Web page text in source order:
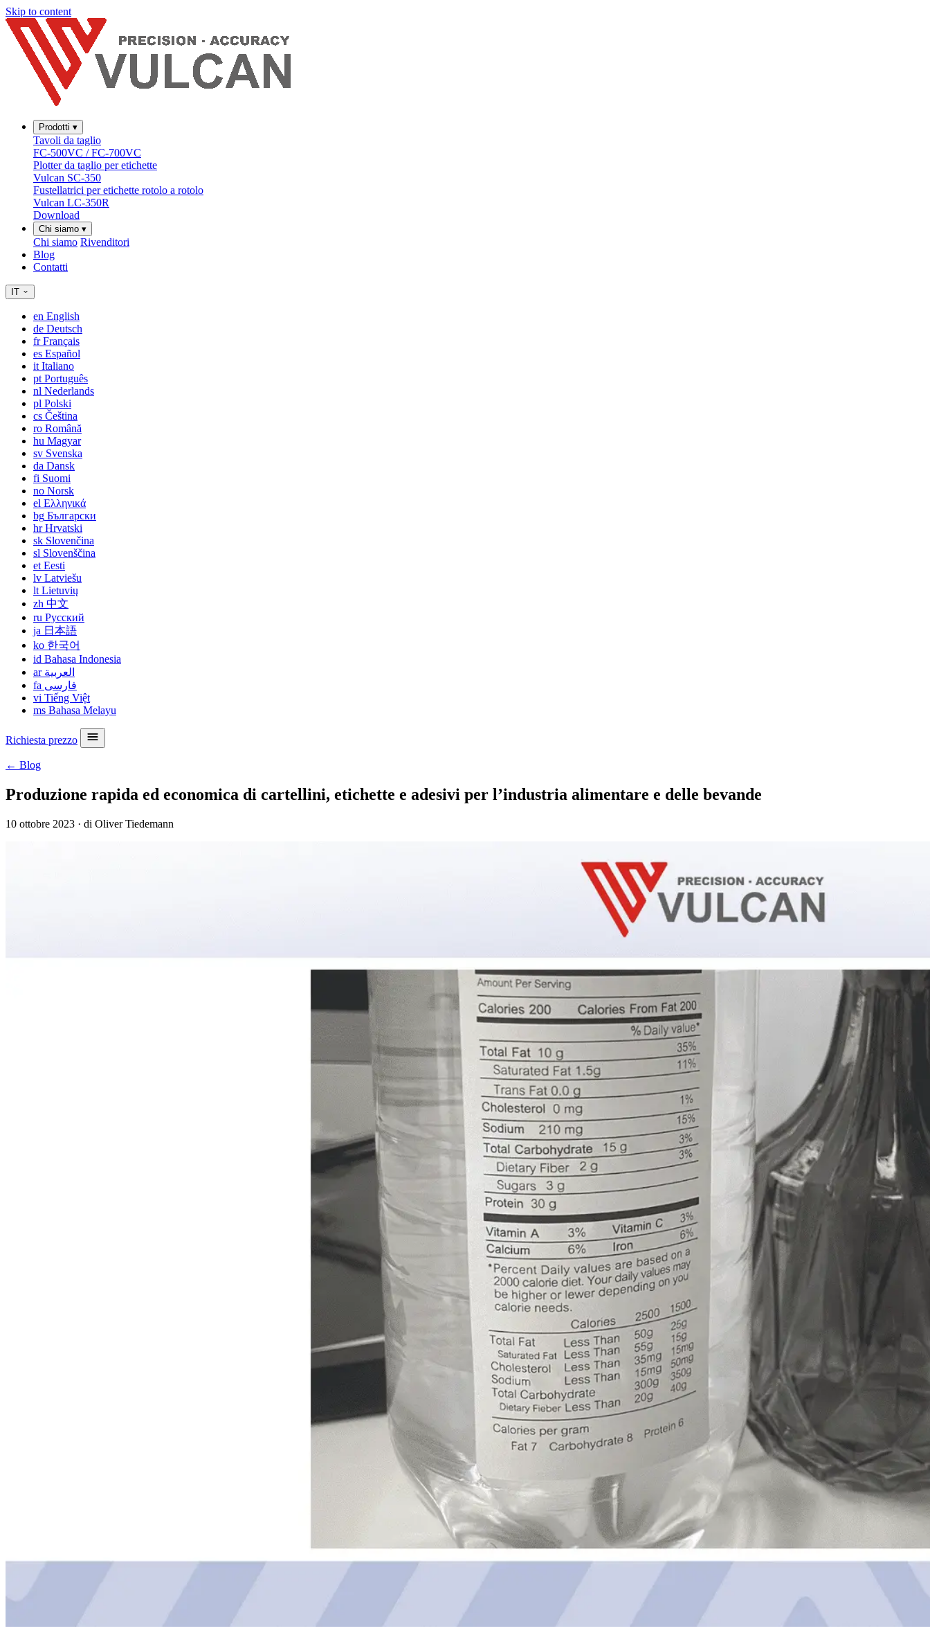
Skip to content
Prodotti ▾
Tavoli da taglio
FC-500VC / FC-700VC
Plotter da taglio per etichette
Vulcan SC-350
Fustellatrici per etichette rotolo a rotolo
Vulcan LC-350R
Download
Chi siamo ▾
Chi siamo Rivenditori
Blog
Contatti
IT
en English
de Deutsch
frFrançais
es Español
it Italiano
pt Português
nl Nederlands
pl Polski
cs Čeština
ro Română
hu Magyar
sv Svenska
da Dansk
fi Suomi
no Norsk
el Ελληνικά
bg Български
hrHrvatski
sk Slovenčina
sl Slovenščina
et Eesti
lv Latviešu
lt Lietuvių
zh 中文
ru Русский
ja 日本語
ko 한국어
id Bahasa Indonesia
ar العربية
fa فارسی
vi Tiếng Việt
ms Bahasa Melayu
Richiesta prezzo
← Blog
Produzione rapida ed economica di cartellini, etichette e adesivi per l’industria alimentare e delle bevande
10 ottobre 2023 · di Oliver Tiedemann